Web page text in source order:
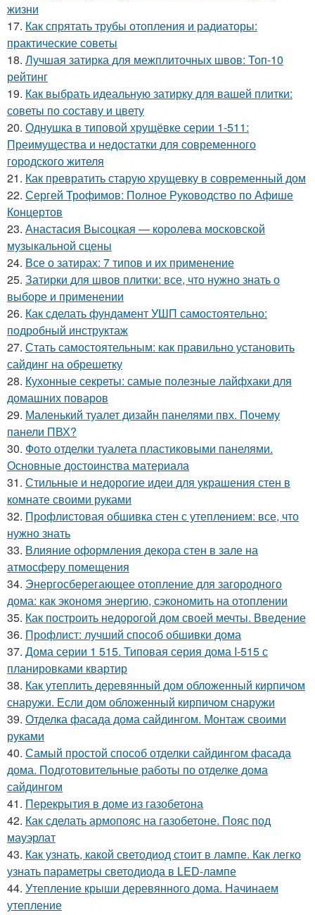
жизни
17. Как спрятать трубы отопления и радиаторы:
практические советы
18. Лучшая затирка для межплиточных швов: Топ-10
рейтинг
19. Как выбрать идеальную затирку для вашей плитки:
советы по составу и цвету
20. Однушка в типовой хрущёвке серии 1-511:
Преимущества и недостатки для современного
городского жителя
21. Как превратить старую хрущевку в современный дом
22. Сергей Трофимов: Полное Руководство по Афише
Концертов
23. Анастасия Высоцкая — королева московской
музыкальной сцены
24. Все о затирах: 7 типов и их применение
25. Затирки для швов плитки: все, что нужно знать о
выборе и применении
26. Как сделать фундамент УШП самостоятельно:
подробный инструктаж
27. Стать самостоятельным: как правильно установить
сайдинг на обрешетку
28. Кухонные секреты: самые полезные лайфхаки для
домашних поваров
29. Маленький туалет дизайн панелями пвх. Почему
панели ПВХ?
30. Фото отделки туалета пластиковыми панелями.
Основные достоинства материала
31. Стильные и недорогие идеи для украшения стен в
комнате своими руками
32. Профлистовая обшивка стен с утеплением: все, что
нужно знать
33. Влияние оформления декора стен в зале на
атмосферу помещения
34. Энергосберегающее отопление для загородного
дома: как экономя энергию, сэкономить на отоплении
35. Как построить недорогой дом своей мечты. Введение
36. Профлист: лучший способ обшивки дома
37. Дома серии 1 515. Типовая серия дома I-515 с
планировками квартир
38. Как утеплить деревянный дом обложенный кирпичом
снаружи. Если дом обложенный кирпичом снаружи
39. Отделка фасада дома сайдингом. Монтаж своими
руками
40. Самый простой способ отделки сайдингом фасада
дома. Подготовительные работы по отделке дома
сайдингом
41. Перекрытия в доме из газобетона
42. Как сделать армопояс на газобетоне. Пояс под
мауэрлат
43. Как узнать, какой светодиод стоит в лампе. Как легко
узнать параметры светодиода в LED-лампе
44. Утепление крыши деревянного дома. Начинаем
утепление